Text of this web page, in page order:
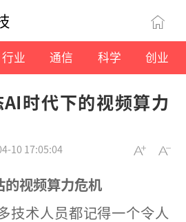
行业 通信 科学 创业
时代下的视频算力
10 17:05:04
的视频算力危机
技术人员都记得一个令人